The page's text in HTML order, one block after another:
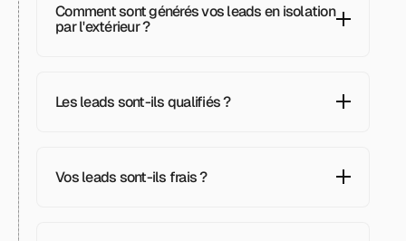
Comment sont générés vos leads en isolation
par l'extérieur ?
Les leads sont-ils qualifiés ?
Vos leads sont-ils frais ?